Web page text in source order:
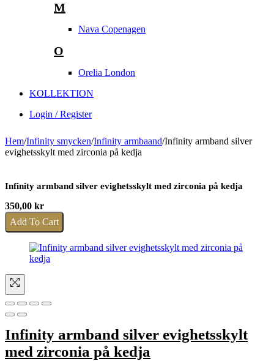
M
Nava Copenagen
O
Orelia London
KOLLEKTION
Login / Register
Hem/Infinity smycken/Infinity armbaand/Infinity armband silver
evighetsskylt med zirconia på kedja
Infinity armband silver evighetsskylt med zirconia på kedja
350,00 kr
Add To Cart
Infinity armband silver evighetsskylt
med zirconia på kedja